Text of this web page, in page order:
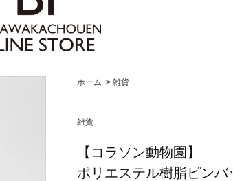
ホーム > 雑貨
雑貨
【コラソン動物園】
ポリエステル樹脂ピンバ